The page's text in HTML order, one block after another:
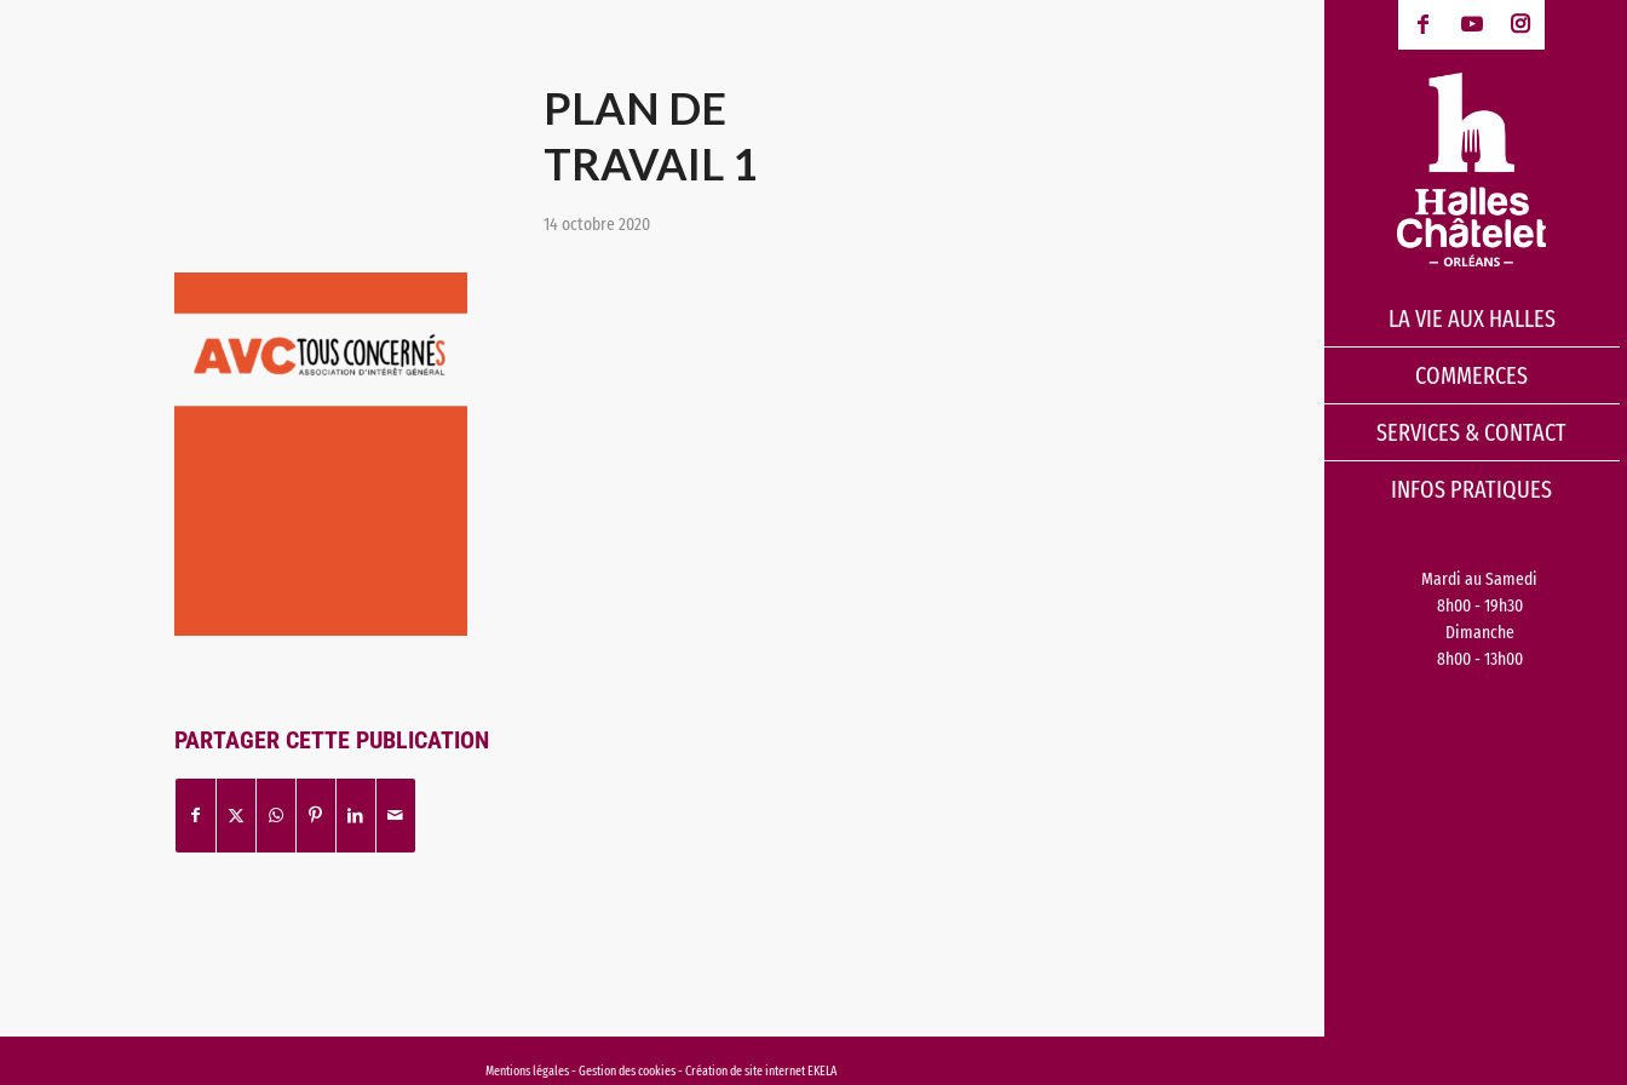
LA VIE AUX HALLES
COMMERCES
SERVICES & CONTACT
INFOS PRATIQUES
Mardi au Samedi
8h00 - 19h30
Dimanche
8h00 - 13h00
PLAN DE
TRAVAIL 1
14 octobre 2020
PARTAGER CETTE PUBLICATION
Mentions légales-Gestion des cookies-Création de site internet EKELA